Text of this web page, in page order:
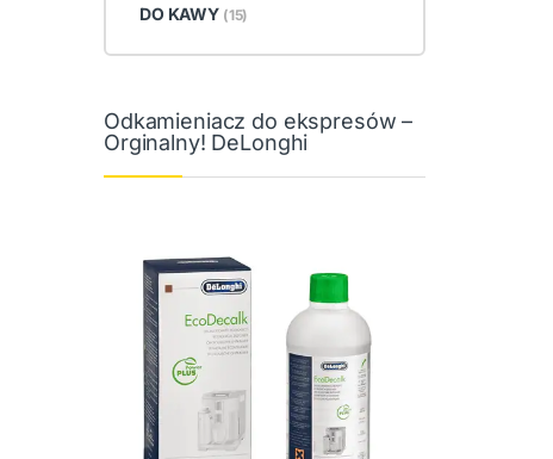
DO KAWY (15)
Odkamieniacz do ekspresów –
Orginalny! DeLonghi